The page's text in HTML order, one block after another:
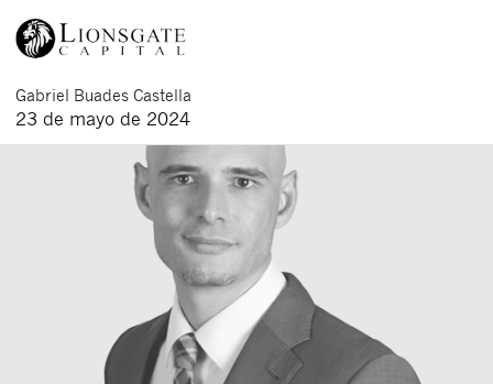
Gabriel Buades Castella
23 de mayo de 2024